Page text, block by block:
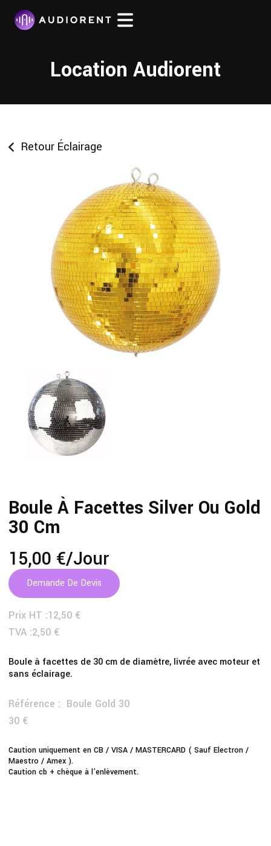
Location Audiorent
Retour Éclairage
Boule À Facettes Silver Ou Gold
30 Cm
15,00 €/jour
Demande De Devis
Prix HT :12,50 €
TVA :2,50 €
Boule à facettes de 30 cm de diamètre, livrée avec moteur et
sans éclairage.
Référence : Boule Gold 30
30 €
Caution uniquement en CB / VISA / MASTERCARD ( Sauf Electron /
Maestro / Amex ).
Caution cb + chèque à l’enlèvement.